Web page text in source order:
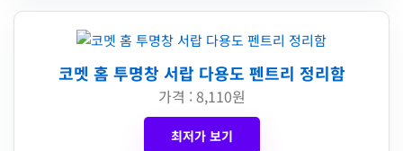
코멧 홈 투명창 서랍 다용도 펜트리 정리함
가격 : 8,110원
최저가 보기